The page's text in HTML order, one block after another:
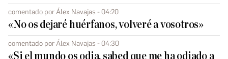
comentado por Álex Navajas - 04:20
«No os dejaré huérfanos, volveré a vosotros»
comentado por Álex Navajas - 04:30
«Si el mundo os odia, sabed que me ha odiado a